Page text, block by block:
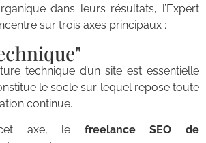
dans leurs résultats, l’Expert
sur trois axes principaux :
technique d’un site est essentielle
le socle sur lequel repose toute
continue.
cet axe, le freelance SEO de